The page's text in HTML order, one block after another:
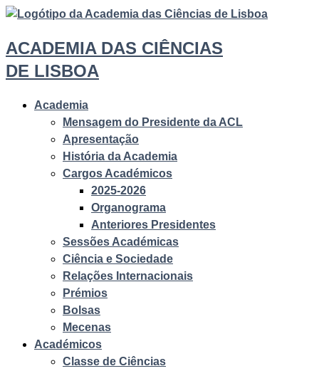
ACADEMIA DAS CIÊNCIAS
DE LISBOA
Academia
Mensagem do Presidente da ACL
Apresentação
História da Academia
Cargos Académicos
2025-2026
Organograma
Anteriores Presidentes
Sessões Académicas
Ciência e Sociedade
Relações Internacionais
Prémios
Bolsas
Mecenas
Académicos
Classe de Ciências